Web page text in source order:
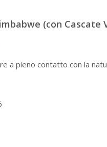
(con
a pieno contatto con la